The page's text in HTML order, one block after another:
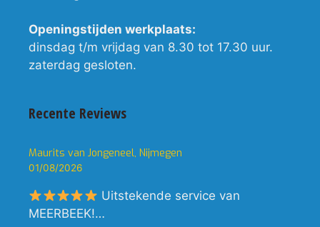
Openingstijden werkplaats:
dinsdag t/m vrijdag van 8.30 tot 17.30 uur.
zaterdag gesloten.
Recente Reviews
Maurits van Jongeneel, Nijmegen
01/08/2026
Uitstekende service van
MEERBEEK!…